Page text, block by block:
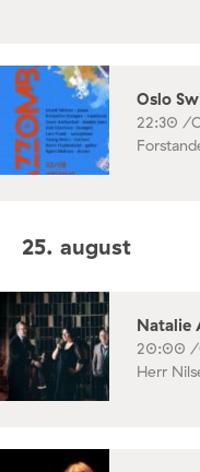
Oslo
22:30 /
25. august
Natalie
20:00 /
Herr